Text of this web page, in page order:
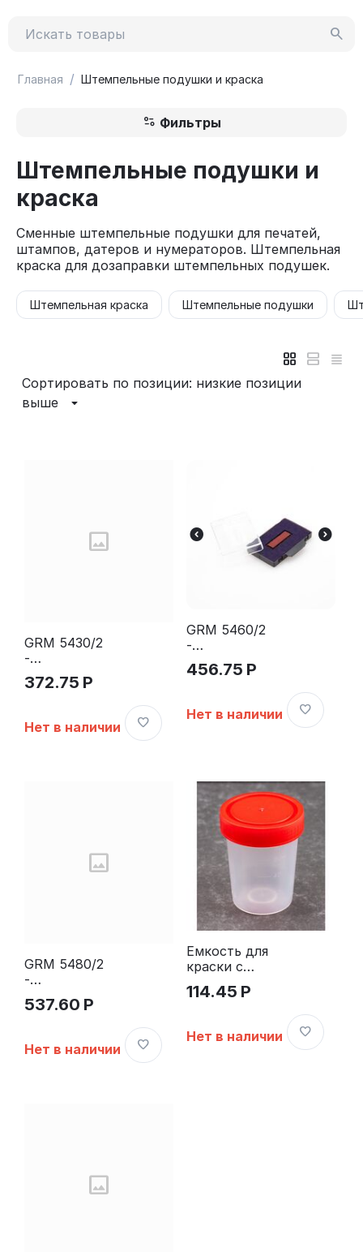
Главная / Штемпельные подушки и краска
Фильтры
Штемпельные подушки и
краска
Сменные штемпельные подушки для печатей,
штампов, датеров и нумераторов. Штемпельная
краска для дозаправки штемпельных подушек.
Штемпельная краска Штемпельные подушки
Сортировать по позиции: низкие позиции
выше
GRM 5430/2
-
Штемпельна
я подушка
5430, 5435,
5030, 5546,
372.75 Р
Нет в наличии
GRM 5460/2
-
Штемпельна
я подушка
5460, 5465,
5204, 5206,
456.75 Р
Нет в наличии
GRM 5480/2
-
Штемпельна
я подушка
5480, 5485,
5208, сине-
537.60 Р
Нет в наличии
Емкость для
краски с
винтовой
крышкой,
мл
114.45 Р
Нет в наличии